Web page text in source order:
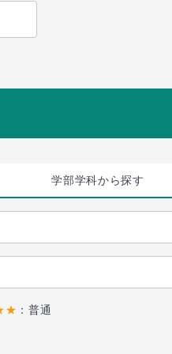
学部学科から探す
：普通